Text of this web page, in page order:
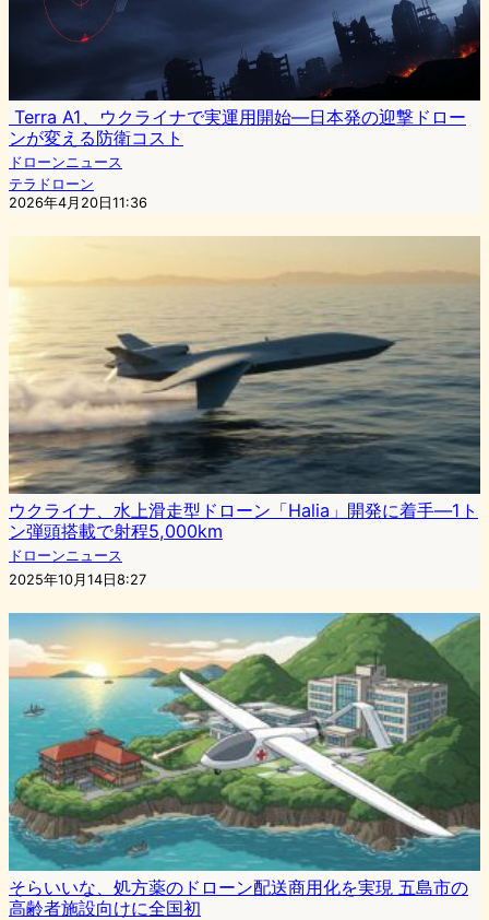
Terra A1、ウクライナで実運用開始—日本発の迎撃ドロー
ンが変える防衛コスト
ドローンニュース
テラドローン
2026年4月20日11:36
ウクライナ、水上滑走型ドローン「Halia」開発に着手―1ト
ン弾頭搭載で射程5,000km
ドローンニュース
2025年10月14日8:27
そらいいな、処方薬のドローン配送商用化を実現 五島市の
高齢者施設向けに全国初